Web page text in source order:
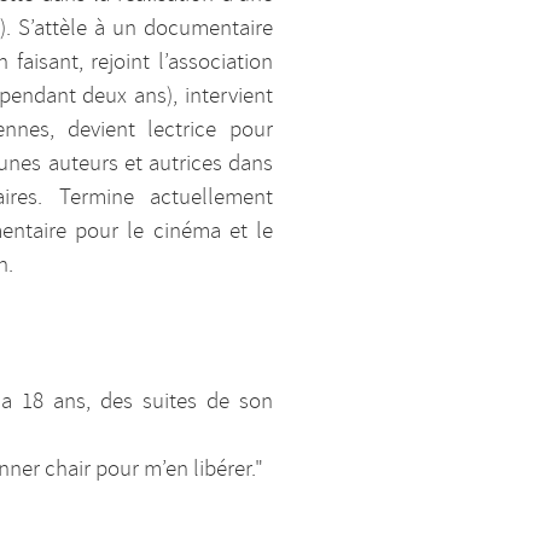
S’attèle à un documentaire
rejoint l’association
deux ans), intervient
devient lectrice pour
auteurs et autrices dans
Termine actuellement
pour le cinéma et le
18 ans, des suites de son
chair pour m’en libérer."